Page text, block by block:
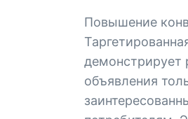
Повышение
демонстрирует
объявления